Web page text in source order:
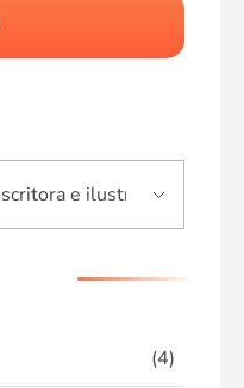
(4)